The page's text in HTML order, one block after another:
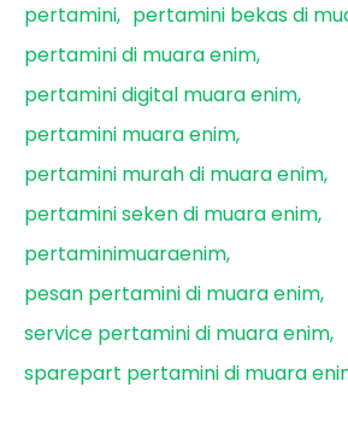
pertamini
pertamini bekas di
pertamini di muara enim
pertamini digital muara enim
pertamini muara enim
pertamini murah di muara enim
pertamini seken di muara enim
pertaminimuaraenim
pesan pertamini di muara enim
service pertamini di muara enim
sparepart pertamini di muara